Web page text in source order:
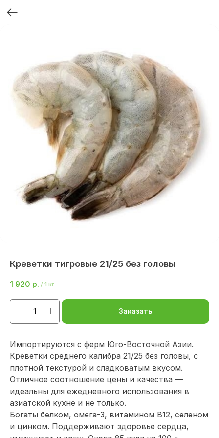
Креветки тигровые 21/25 без головы
1 920 р. / 1 кг
Заказать
Импортируются с ферм Юго-Восточной Азии.
Креветки среднего калибра 21/25 без головы, с
плотной текстурой и сладковатым вкусом.
Отличное соотношение цены и качества —
идеальны для ежедневного использования в
азиатской кухне и не только.
Богаты белком, омега-3, витамином В12, селеном
и цинком. Поддерживают здоровье сердца,